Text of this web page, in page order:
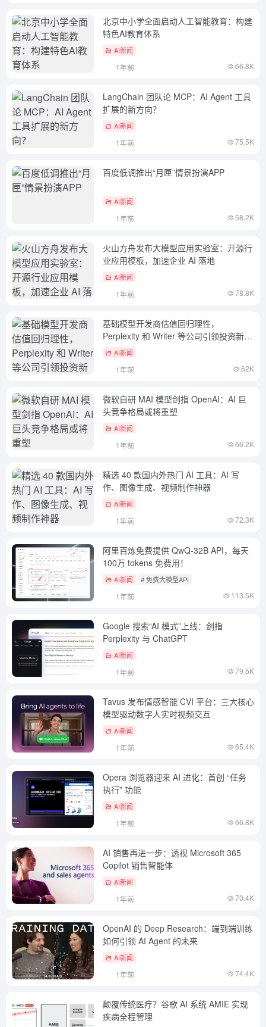
北京中小学全面启动人工智能教育：构建
特色AI教育体系
AI新闻
1年前 66.8K
LangChain 团队论 MCP：AI Agent 工具
扩展的新方向？
AI新闻
1年前 75.5K
百度低调推出“月匣”情景扮演APP
AI新闻
1年前 58.2K
火山方舟发布大模型应用实验室：开源行
业应用模板，加速企业 AI 落地
AI新闻
1年前 78.8K
基础模型开发商估值回归理性，
Perplexity 和 Writer 等公司引领投资新浪
潮 AI新闻
1年前 62K
微软自研 MAI 模型剑指 OpenAI：AI 巨
头竞争格局或将重塑
AI新闻
1年前 66.2K
精选 40 款国内外热门 AI 工具：AI 写
作、图像生成、视频制作神器
AI新闻
1年前 72.3K
阿里百炼免费提供 QwQ-32B API，每天
100万 tokens 免费用！
AI新闻 # 免费大模型API
1年前 113.5K
Google 搜索“AI 模式”上线：剑指
Perplexity 与 ChatGPT
AI新闻
1年前 79.5K
Tavus 发布情感智能 CVI 平台：三大核心
模型驱动数字人实时视频交互
AI新闻
1年前 65.4K
Opera 浏览器迎来 AI 进化：首创 “任务
执行” 功能
AI新闻
1年前 66.8K
AI 销售再进一步：透视 Microsoft 365
Copilot 销售智能体
AI新闻
1年前 70.4K
OpenAI 的 Deep Research：端到端训练
如何引领 AI Agent 的未来
AI新闻
1年前 74.4K
颠覆传统医疗？谷歌 AI 系统 AMIE 实现
疾病全程管理